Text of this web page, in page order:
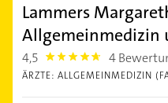
Lammers
Allgemeinmedizin
4,5 4.5 4
ÄRZTE: ALLGEMEINMEDIZIN